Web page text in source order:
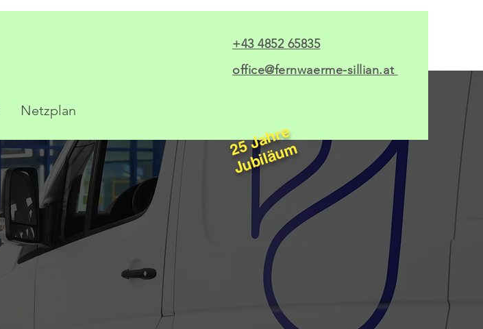
Netzplan
+43 4852 65835
office@fernwaerme-sillian.at
25 Jahre
Jubiläum